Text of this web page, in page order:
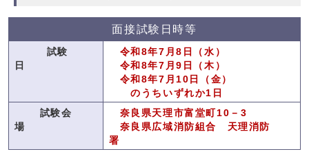
面接試験日時等
試験
日
令和8年7月8日（水）
令和8年7月9日（木）
令和8年7月10日（金）
のうちいずれか1日
試験会
場
奈良県天理市富堂町10－3
奈良県広域消防組合 天理消防
署